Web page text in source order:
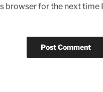
browser for the next time I